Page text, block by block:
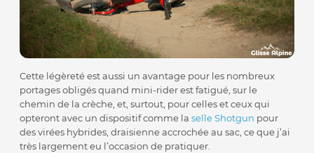
Cette légèreté est aussi un avantage pour les nombreux
portages obligés quand mini-rider est fatigué, sur le
chemin de la crèche, et, surtout, pour celles et ceux qui
opteront avec un dispositif comme laselle Shotgun pour
des virées hybrides, draisienne accrochée au sac, ce que j’ai
très largement eu l’occasion de pratiquer.